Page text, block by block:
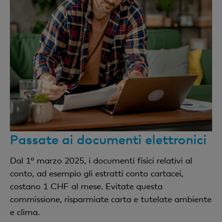
ordini permanenti
Mastercard®/Visa (disponibili solo in USD)
1 CHF al mese
Estratto conto
un estratto conto gratuito al mese al titolare del
conto; CHF 1 per ogni estratto supplementare
Chiusura del conto
una chiusura del conto gratuita al 31.12;
CHF 10 per ogni chiusura supplementare
Imposta preventiva
35% sugli interessi lordi maturati qualora gli
interessi siano superiori a CHF 200 e la chiusura del
Estinzione del conto
Passate ai documenti elettronici
Dal 1° marzo 2025, i documenti fisici relativi al
conto, ad esempio gli estratti conto cartacei,
costano 1 CHF al mese. Evitate questa
commissione, risparmiate carta e tutelate ambiente
e clima.